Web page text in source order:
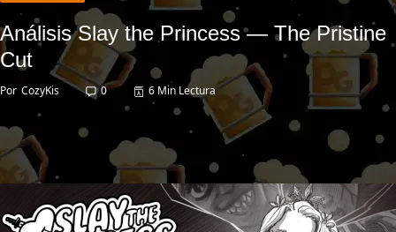
Análisis Slay the Princess — The Pristine
Cut
Por CozyKis 0 6 Min Lectura